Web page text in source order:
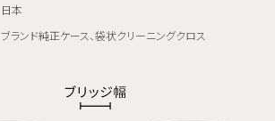
日本
ブランド純正ケース、袋状クリーニングクロス